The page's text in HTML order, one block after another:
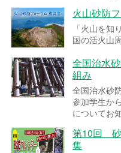
火山砂防
「火山を知
国の活火山
全国治水
組み
全国治水砂
参加学生か
についてお
第10回 砂
集